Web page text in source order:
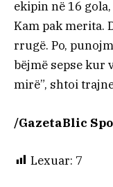
ekipin në 16
Kam pak merita.
rrugë. Po,
bëjmë sepse kur
mirë”, shtoi
/GazetaBlic
Lexuar: 7